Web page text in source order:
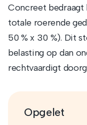
Concreet
totale roerende
50 % x 30 %). Dit
belasting op dan
rechtvaardigt
Opgelet